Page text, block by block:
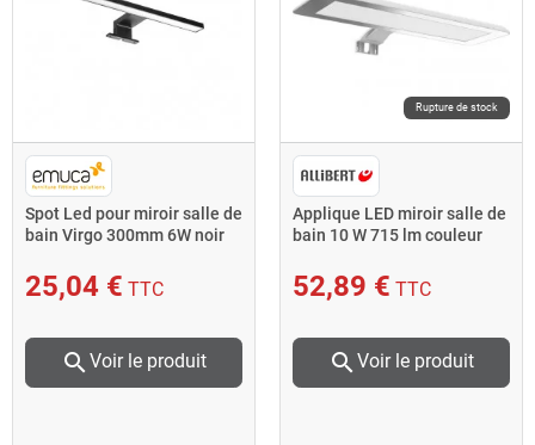
Spot Led pour miroir salle de
bain Virgo 300mm 6W noir
25,04 € TTC
search Voir le produit
Rupture de stock
Applique LED miroir salle de
bain 10 W 715 lm couleur
52,89 € TTC
search Voir le produit